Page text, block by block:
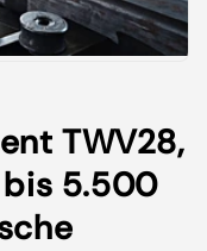
TWV28,
5.500